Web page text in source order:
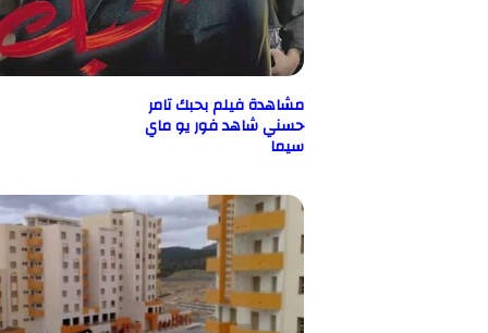
مشاهدة فيلم بحبك تامر
حسني شاهد فور يو ماي